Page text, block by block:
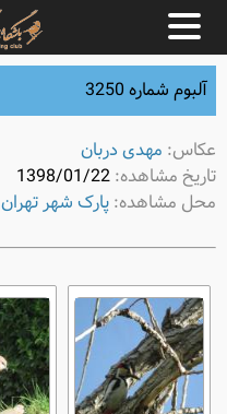
آلبوم شماره 3250
عکاس: مهدی دربان
تاریخ مشاهده:1398/01/22
محل مشاهده:پارک شهر تهران